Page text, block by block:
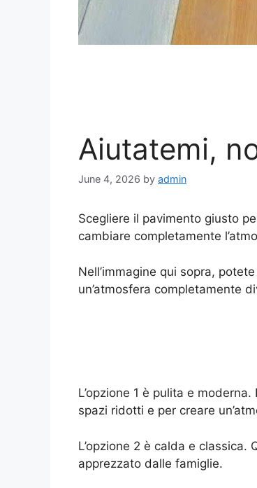
Aiutatemi,
June 4, 2026 by admin
Scegliere il pavimento giusto
cambiare completamente
Nell’immagine qui sopra,
un’atmosfera completamente
L’opzione 1 è pulita e
spazi ridotti e per creare
L’opzione 2 è calda e
apprezzato dalle famiglie.